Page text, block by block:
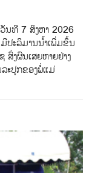
ນທີ 7 ສິງຫາ 2026
ປະລິມານນ້ຳເພີ່ມຂຶ້ນ
ສົ່ງຜົນເສຍຫາຍຢ່າງ
ະປູກຂອງພໍ່ແມ່